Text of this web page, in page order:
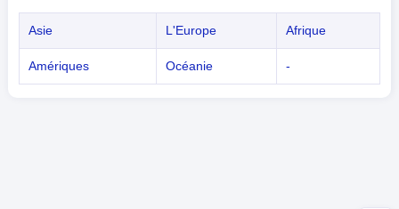
Asie L'Europe Afrique
Amériques Océanie -